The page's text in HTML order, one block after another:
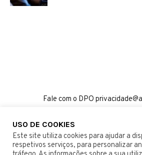
Fale com o DPO
SOBRE TERMOS E CONDIÇÕES
USO DE COOKIES
Este site utiliza cookies para ajudar a
respetivos serviços, para personalizar